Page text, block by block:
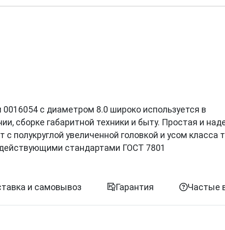
с диаметром 8.0 широко используется в
сборке габаритной техники и быту. Простая и
полукруглой увеличенной головкой и усом класса
стандартами ГОСТ 7801
и самовывоз Гарантия Частые